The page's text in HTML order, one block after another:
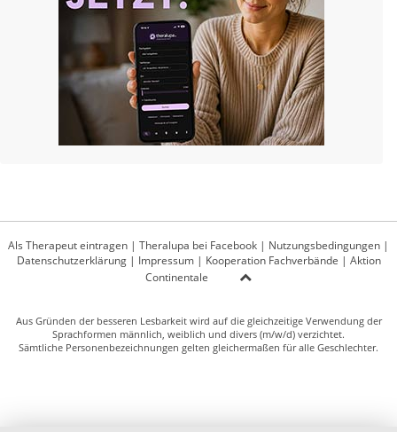
Als Therapeut eintragen | Theralupa bei Facebook | Nutzungsbedingungen |
Datenschutzerklärung| Impressum| Kooperation Fachverbände | Aktion
Continentale
Aus Gründen der besseren Lesbarkeit wird auf die gleichzeitige Verwendung der
Sprachformen männlich, weiblich und divers (m/w/d) verzichtet.
Sämtliche Personenbezeichnungen gelten gleichermaßen für alle Geschlechter.